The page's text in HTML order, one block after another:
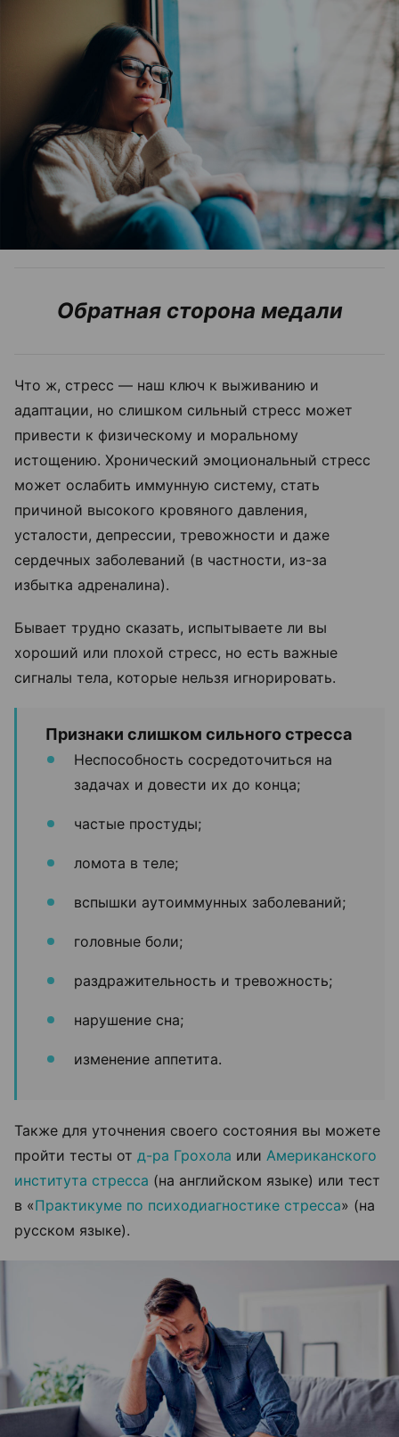
Обратная сторона медали
Что ж, стресс — наш ключ к выживанию и
адаптации, но слишком сильный стресс может
привести к физическому и моральному
истощению. Хронический эмоциональный стресс
может ослабить иммунную систему, стать
причиной высокого кровяного давления,
усталости, депрессии, тревожности и даже
сердечных заболеваний (в частности, из-за
избытка адреналина).
Бывает трудно сказать, испытываете ли вы
хороший или плохой стресс, но есть важные
сигналы тела, которые нельзя игнорировать.
Признаки слишком сильного стресса
Неспособность сосредоточиться на
задачах и довести их до конца;
частые простуды;
ломота в теле;
вспышки аутоиммунных заболеваний;
головные боли;
раздражительность и тревожность;
нарушение сна;
изменение аппетита.
Также для уточнения своего состояния вы можете
пройти тесты от д-ра Грохола или Американского
института стресса (на английском языке) или тест
в «Практикуме по психодиагностике стресса» (на
русском языке).